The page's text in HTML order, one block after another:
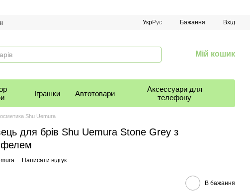
УкрРус Бажання Вхід
Мій кошик
Іграшки Автотовари
Аксессуари для
телефону
Shu Uemura
для брів Shu Uemura Stone Grey з
Написати відгук
В бажання